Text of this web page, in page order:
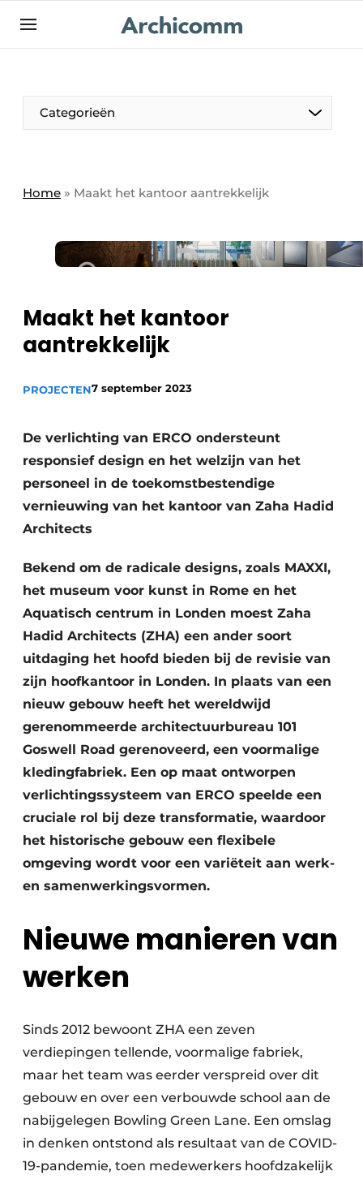
NL be-FR
Categorieën
Home » Maakt het kantoor aantrekkelijk
Maakt het kantoor
aantrekkelijk
PROJECTEN7 september 2023
De verlichting van ERCO ondersteunt
responsief design en het welzijn van het
personeel in de toekomstbestendige
vernieuwing van het kantoor van Zaha Hadid
Architects
Bekend om de radicale designs, zoals MAXXI,
het museum voor kunst in Rome en het
Aquatisch centrum in Londen moest Zaha
Hadid Architects (ZHA) een ander soort
uitdaging het hoofd bieden bij de revisie van
zijn hoofkantoor in Londen. In plaats van een
nieuw gebouw heeft het wereldwijd
gerenommeerde architectuurbureau 101
Goswell Road gerenoveerd, een voormalige
kledingfabriek. Een op maat ontworpen
verlichtingssysteem van ERCO speelde een
cruciale rol bij deze transformatie, waardoor
het historische gebouw een flexibele
omgeving wordt voor een variëteit aan werk-
en samenwerkingsvormen.
Nieuwe manieren van
werken
Sinds 2012 bewoont ZHA een zeven
verdiepingen tellende, voormalige fabriek,
maar het team was eerder verspreid over dit
gebouw en over een verbouwde school aan de
nabijgelegen Bowling Green Lane. Een omslag
in denken ontstond als resultaat van de COVID-
19-pandemie, toen medewerkers hoofdzakelijk